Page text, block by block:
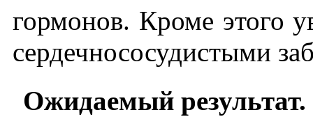
гормонов. Кроме этого
сердечнососудистыми
Ожидаемый результат.